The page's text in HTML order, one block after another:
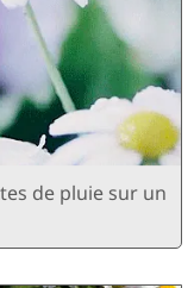
de pluie sur un